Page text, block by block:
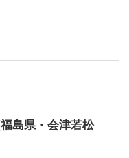
島県・会津若松